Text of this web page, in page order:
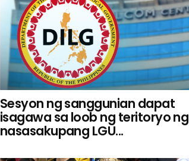
Sesyon ng sanggunian dapat
isagawa sa loob ng teritoryo ng
nasasakupang LGU...